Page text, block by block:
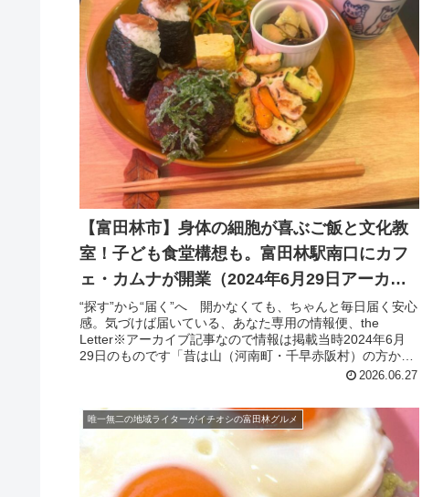
【富田林市】身体の細胞が喜ぶご飯と文化教
室！子ども食堂構想も。富田林駅南口にカフ
ェ・カムナが開業（2024年6月29日アーカイ
ブ記事）
“探す”から“届く”へ 開かなくても、ちゃんと毎日届く安心
感。気づけば届いている、あなた専用の情報便、the
Letter※アーカイブ記事なので情報は掲載当時2024年6月
29日のものです「昔は山（河南町・千早赤阪村）の方から
2026.06.27
唯一無二の地域ライターがイチオシの富田林グルメ